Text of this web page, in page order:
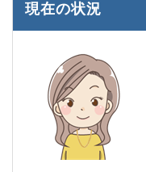
現在の状況